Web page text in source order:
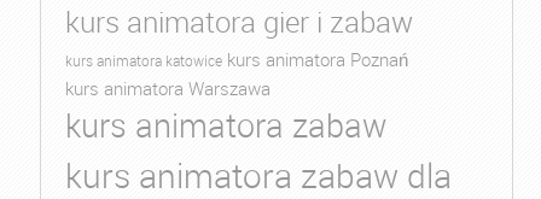
kurs animatora gier i zabaw
kurs animatora katowice kurs animatora Poznań
kurs animatora Warszawa
kurs animatora zabaw
kurs animatora zabaw dla